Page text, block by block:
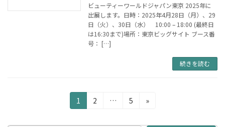
ビューティーワールドジャパン東京 2025年に
出展します。日時：2025年4月28日（月）、29
日（火）、30日（水） 10:00 – 18:00 (最終日
は16:30まで)場所：東京ビッグサイト ブース番
号： […]
続きを読む
固
定
1
固
2 …
固
5 »